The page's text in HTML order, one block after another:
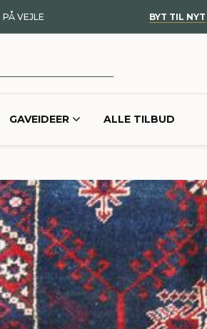
VEJLE BYT TIL NYT
GAVEIDEER ALLE TILBUD